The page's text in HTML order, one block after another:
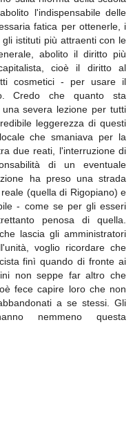
l'indispensabile delle
fatica per ottenerle, i
istituti più attraenti con le
abolito il diritto più
cioè il diritto al
cosmetici - per usare il
Credo che quanto sta
severa lezione per tutti
leggerezza di questi
che smaniava per la
due reati, l'interruzione di
di un eventuale
ha preso una strada
(quella di Rigopiano) e
- come se per gli esseri
penosa di quella.
lascia gli amministratori
voglio ricordare che
finì quando di fronte ai
non seppe far altro che
fece capire loro che non
a se stessi. Gli
nemmeno questa